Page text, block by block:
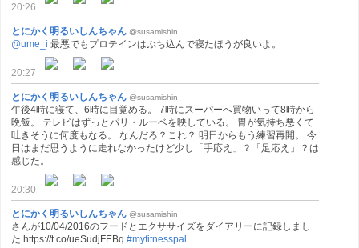
20:26
とにかく明るいしんちゃん @susamishin
@ume_i 最悪でもプロテインはぶち込んで寝たほうが良いよ。
20:27
とにかく明るいしんちゃん @susamishin
午後4時に寝て、6時に目覚める。 7時にスーパーへ買物いって8時から
晩飯。 テレビはずっとパリ・ルーベを映している。 胃が気持ち悪くて
吐きそうに何度もなる。 なんだろ？これ？ 明日からもう練習再開。 今
日はまだ思うように走れなかったけど少し「手応え」？「足応え」？は
感じた。
20:30
とにかく明るいしんちゃん @susamishin
さんが10/04/2016のフードとエクササイズをダイアリーに記録しまし
た https://t.co/ueSudjFEBq #myfitnesspal